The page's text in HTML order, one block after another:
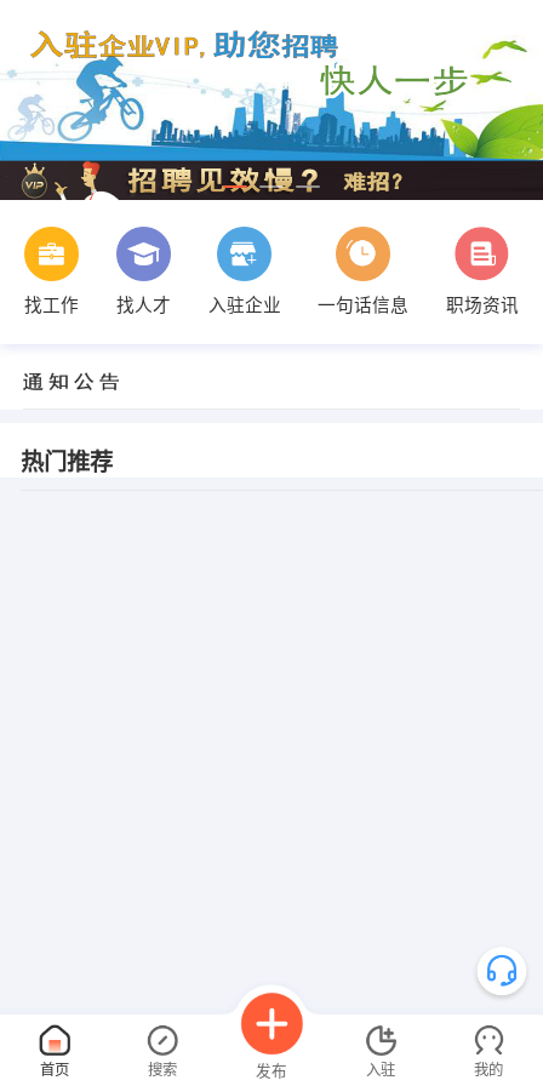
找工作 找人才 入驻企业 一句话信息 职场资讯
热门推荐
首页 搜索 发布 入驻 我的